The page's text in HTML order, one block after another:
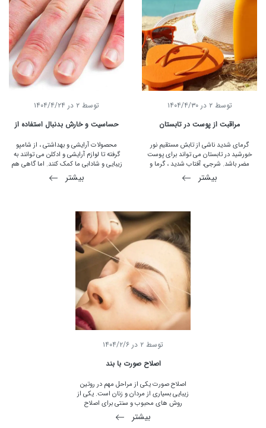
توسط2 در۱۴۰۴/۴/۳۰
مراقبت از پوست در تابستان
گرمای شدید ناشی از تابش مستقیم نور
خورشید در تابستان می تواند برای پوست
مضر باشد. شرجی، آفتاب شدید ، گرما و
رطوبت در تابستان همگی دست به دست هم
داده و باعث پدید آمدن بسیاری از مشکلات
خورشید است و مراقبت از پوست در برابر این
عامل و سایر عوامل محیطی آزار دهنده
پوست، می تواند نقش مهمی در نگهداری از
پوست داشته باشد.پس برای داشتن پوستی
سالم و مراقبت کامل از آن در تابستان با ما در
ورگل همراه باشید.
بیشتر
توسط 2 در ۱۴۰۴/۴/۲۴
حساسیت و خارش بدنبال استفاده از
لوازم آرایشی
محصولات آرایشی و بهداشتی ، از شامپو
گرفته تا لوازم آرایشی و ادکلن می توانند به
زیبایی و شادابی ما کمک کنند. اما گاهی هم
می توانند باعث تحریک پوست یا واکنش
مقاله علت حساسیت به لوازم آرایشی را مورد
بررسی قرار خواهیم داد.
بیشتر
توسط 2 در ۱۴۰۴/۲/۶
اصلاح صورت با بند
اصلاح صورت یکی از مراحل مهم در روتین
زیبایی بسیاری از مردان و زنان است. یکی از
روش های محبوب و سنتی برای اصلاح
صورت، استفاده از بند است. این روش نه تنها
کارآمد بلکه دارای مزایای خاصی نیز می باشد.
بیشتر